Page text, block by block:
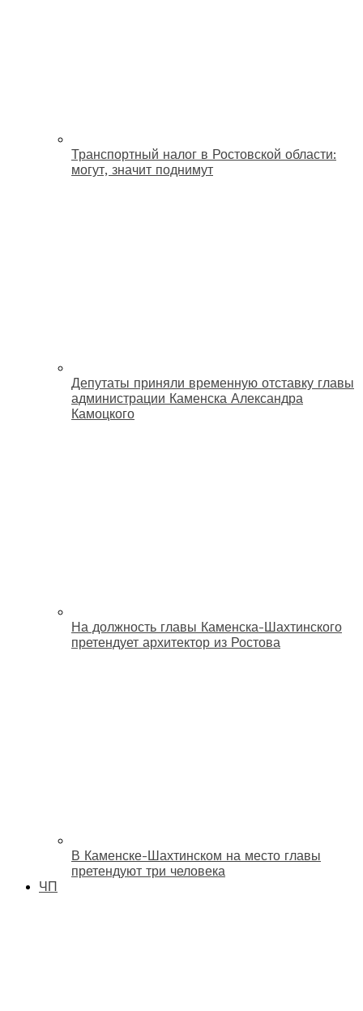
Транспортный налог в Ростовской области:
могут, значит поднимут
Депутаты приняли временную отставку главы
администрации Каменска Александра
Камоцкого
На должность главы Каменска-Шахтинского
претендует архитектор из Ростова
В Каменске-Шахтинском на место главы
претендуют три человека
ЧП